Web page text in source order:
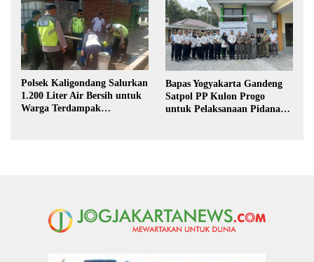
Polsek Kaligondang Salurkan
1.200 Liter Air Bersih untuk
Warga Terdampak
Bapas Yogyakarta Gandeng
Satpol PP Kulon Progo
untuk Pelaksanaan Pidana